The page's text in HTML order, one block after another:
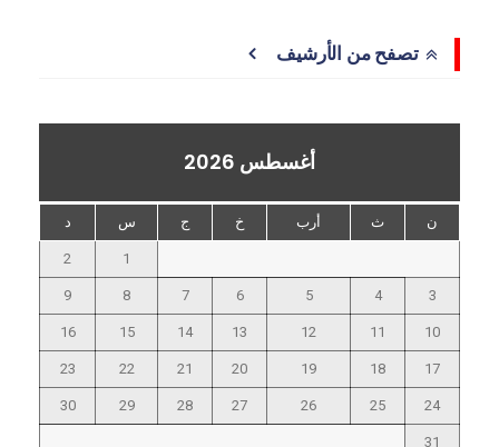
تصفح من الأرشيف
أغسطس 2026
ن ث أرب خ ج س د
1
2
3
4
5
6
7
8
9
10
11
12
13
14
15
16
17
18
19
20
21
22
23
24
25
26
27
28
29
30
31